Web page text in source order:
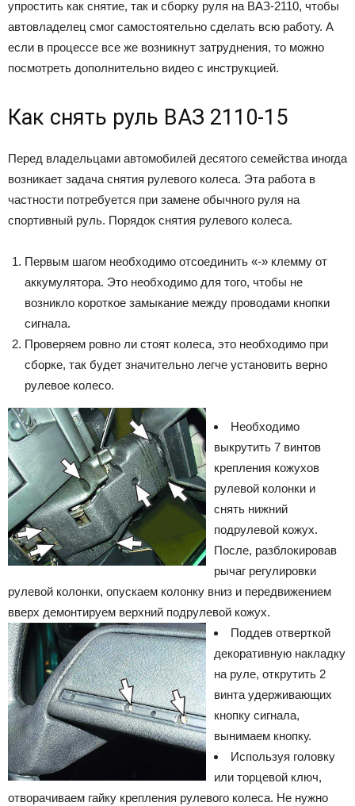
упростить как снятие, так и сборку руля на ВАЗ-2110, чтобы
автовладелец смог самостоятельно сделать всю работу. А
если в процессе все же возникнут затруднения, то можно
посмотреть дополнительно видео с инструкцией.
Как снять руль ВАЗ 2110-15
Перед владельцами автомобилей десятого семейства иногда
возникает задача снятия рулевого колеса. Эта работа в
частности потребуется при замене обычного руля на
спортивный руль. Порядок снятия рулевого колеса.
Первым шагом необходимо отсоединить «-» клемму от
аккумулятора. Это необходимо для того, чтобы не
возникло короткое замыкание между проводами кнопки
сигнала.
Проверяем ровно ли стоят колеса, это необходимо при
сборке, так будет значительно легче установить верно
рулевое колесо.
Необходимо
выкрутить 7 винтов
крепления кожухов
рулевой колонки и
снять нижний
подрулевой кожух.
После, разблокировав
рычаг регулировки
рулевой колонки, опускаем колонку вниз и передвижением
вверх демонтируем верхний подрулевой кожух.
Поддев отверткой
декоративную накладку
на руле, открутить 2
винта удерживающих
кнопку сигнала,
вынимаем кнопку.
Используя головку
или торцевой ключ,
отворачиваем гайку крепления рулевого колеса. Не нужно